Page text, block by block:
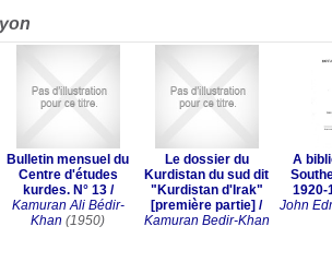
Bulletin mensuel du
Centre d'études
kurdes. N° 13/
Kamuran Ali Bédir-
Khan (1950)
Le dossier du
Kurdistan du sud dit
"Kurdistan d'Irak"
[première partie] /
Kamuran Bedir-Khan
A
1920-
John